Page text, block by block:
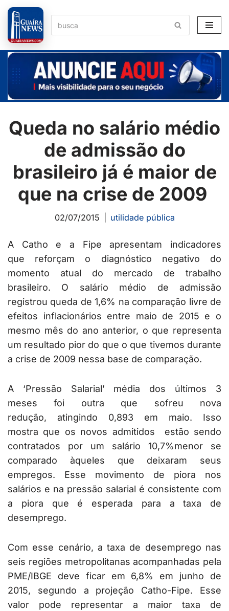
Pular
para
o
conteúdo
Queda no salário médio
de admissão do
brasileiro já é maior de
que na crise de 2009
02/07/2015 utilidade pública
A Catho e a Fipe apresentam indicadores
que reforçam o diagnóstico negativo do
momento atual do mercado de trabalho
brasileiro. O salário médio de admissão
registrou queda de 1,6% na comparação livre de
efeitos inflacionários entre maio de 2015 e o
mesmo mês do ano anterior, o que representa
um resultado pior do que o que tivemos durante
a crise de 2009 nessa base de comparação.
A ‘Pressão Salarial’ média dos últimos 3
meses foi outra que sofreu nova
redução, atingindo 0,893 em maio. Isso
mostra que os novos admitidos estão sendo
contratados por um salário 10,7%menor se
comparado àqueles que deixaram seus
empregos. Esse movimento de piora nos
salários e na pressão salarial é consistente com
a piora que é esperada para a taxa de
desemprego.
Com esse cenário, a taxa de desemprego nas
seis regiões metropolitanas acompanhadas pela
PME/IBGE deve ficar em 6,8% em junho de
2015, segundo a projeção Catho-Fipe. Esse
valor pode representar a maior taxa de